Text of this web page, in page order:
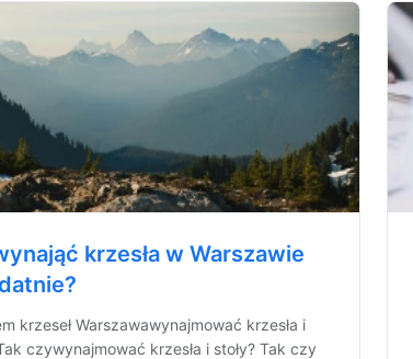
krzesła w Warszawie
krzeseł Warszawawynajmować krzesła i
czywynajmować krzesła i stoły? Tak czy